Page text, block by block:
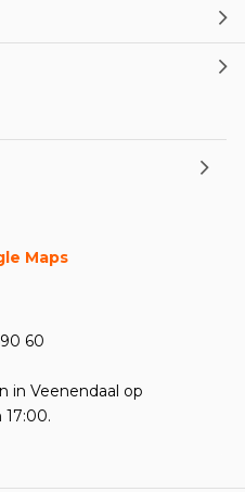
Maps
60
in Veenendaal op